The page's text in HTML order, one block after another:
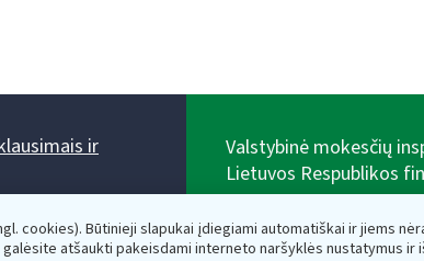
cookies). Būtinieji slapukai įdiegiami automatiškai ir jiems
atšaukti pakeisdami interneto naršyklės nustatymus
ir
8.00-15.45.
trumpiau.
Valstybinė mokesčių
Lietuvos Respublikos
adresas: Vasario 16-osios g. 14,
el.paštas:vmi@vmi.lt, E.